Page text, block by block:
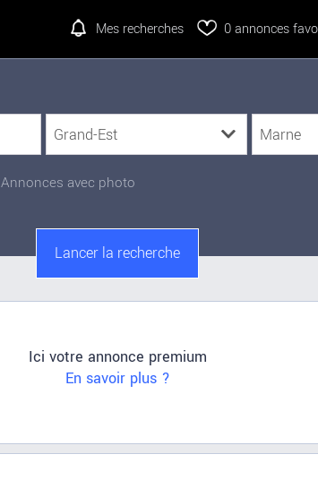
Mes recherches 0annonces
Annonces avec photo
Ici votre annonce premium
En savoir plus ?